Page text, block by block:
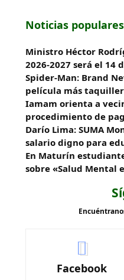
Noticias populares
Ministro Héctor
2026-2027 será el 14
Spider-Man: Brand
película más
Iamam orienta a
procedimiento de
Darío Lima: SUMA
salario digno para
En Maturín
sobre «Salud Mental
Facebook